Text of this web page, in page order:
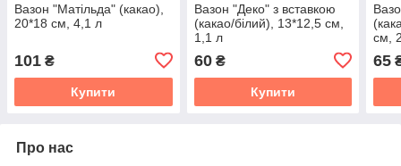
Вазон "Матільда" (какао),
20*18 см, 4,1 л
101 ₴
Купити
Вазон "Деко" з вставкою
(какао/білий), 13*12,5 см,
1,1 л
60₴
Купити
см,
65
Про нас